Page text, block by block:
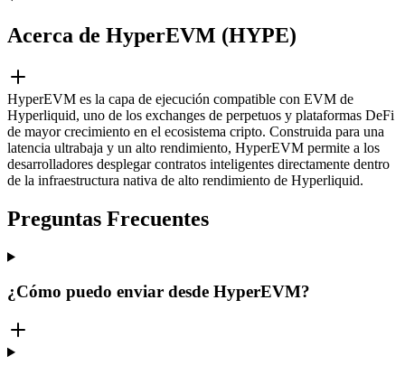
Acerca de HyperEVM (HYPE)
HyperEVM es la capa de ejecución compatible con EVM de
Hyperliquid, uno de los exchanges de perpetuos y plataformas DeFi
de mayor crecimiento en el ecosistema cripto. Construida para una
latencia ultrabaja y un alto rendimiento, HyperEVM permite a los
desarrolladores desplegar contratos inteligentes directamente dentro
de la infraestructura nativa de alto rendimiento de Hyperliquid.
Preguntas Frecuentes
¿Cómo puedo enviar desde HyperEVM?